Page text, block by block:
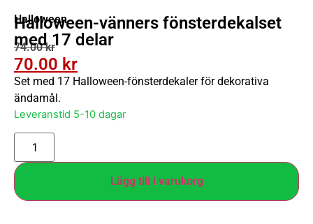
Halloween
Halloween-vänners fönsterdekalset
med 17 delar
74.00kr
70.00 kr
Set med 17 Halloween-fönsterdekaler för dekorativa
ändamål.
Leveranstid 5-10 dagar
Lägg till i varukorg